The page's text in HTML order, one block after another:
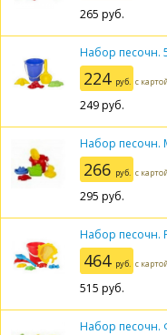
265 руб.
Набор песочн.
224 руб. с
249руб.
Набор песочн.
266 руб. с
295 руб.
Набор песочн.
464 руб. с
515 руб.
Набор